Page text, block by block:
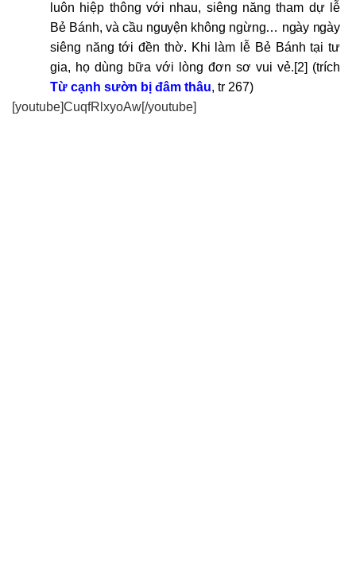
luôn hiệp thông với nhau, siêng năng tham dự lễ
Bẻ Bánh, và cầu nguyện không ngừng… ngày ngày
siêng năng tới đền thờ. Khi làm lễ Bẻ Bánh tại tư
gia, họ dùng bữa với lòng đơn sơ vui vẻ.[2] (trích
Từ cạnh sườn bị đâm thâu, tr 267)
[youtube]CuqfRlxyoAw[/youtube]